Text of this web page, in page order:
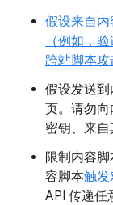
假设来自
（例如，
跨站脚本攻
假设发送
页。请勿
密钥、来自
限制内容
容脚本触发
API 传递任